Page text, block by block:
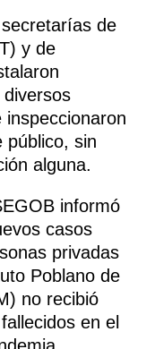
de
y de
público, sin
alguna.
informó
casos
privadas
Poblano de
no recibió
en el